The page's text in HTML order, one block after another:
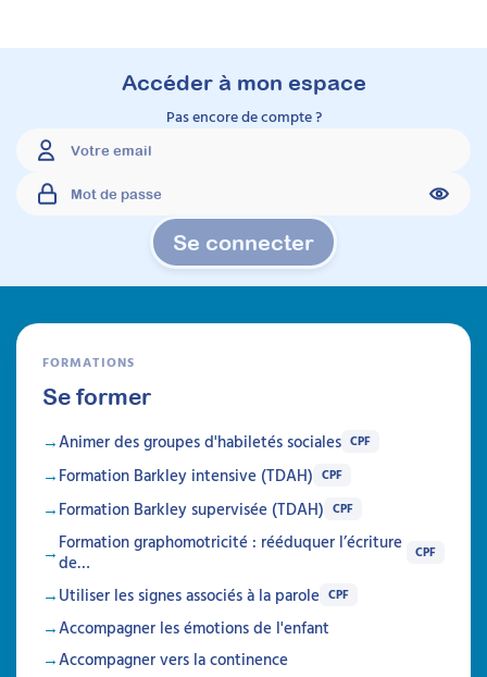
À découvrir
Les signes associés à la
établissements
Formation en intra
Attestation de participation
Accéder à mon espace
Pas encore de compte ?
Se connecter
FORMATIONS
Se former
Animer des groupes d'habiletés sociales CPF
Formation Barkley intensive (TDAH) CPF
Formation Barkley supervisée (TDAH) CPF
Formation graphomotricité : rééduquer l’écriture
de…
CPF
Utiliser les signes associés à la parole CPF
Accompagner les émotions de l'enfant
Accompagner vers la continence